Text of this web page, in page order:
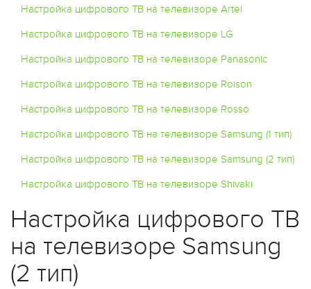
Настройка цифрового ТВ на телевизоре Artel
Настройка цифрового ТВ на телевизоре LG
Настройка цифрового ТВ на телевизоре Panasonic
Настройка цифрового ТВ на телевизоре Roison
Настройка цифрового ТВ на телевизоре Rosso
Настройка цифрового ТВ на телевизоре Samsung (1 тип)
Настройка цифрового ТВ на телевизоре Samsung (2 тип)
Настройка цифрового ТВ на телевизоре Shivaki
Настройка цифрового ТВ
на телевизоре Samsung
(2 тип)